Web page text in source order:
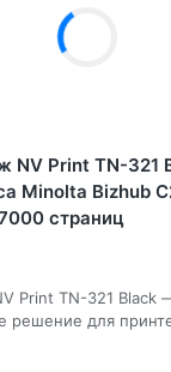
NV Print TN-321
Minolta Bizhub
страниц
Print TN-321 Black
решение для